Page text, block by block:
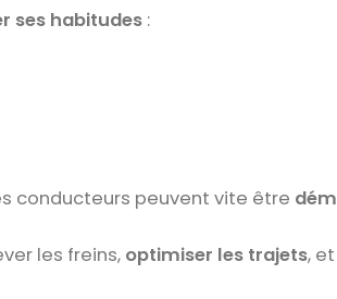
ses habitudes :
conducteurs peuvent vite être
les freins, optimiser les trajets,